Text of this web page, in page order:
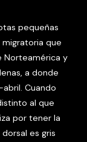
pequeñas
que
Norteamérica y
a donde
Cuando
al que
por tener la
es gris